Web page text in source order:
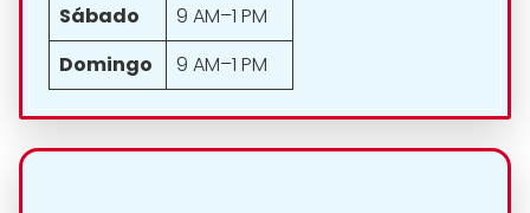
Sábado
9 AM–1 PM
Domingo
9 AM–1 PM